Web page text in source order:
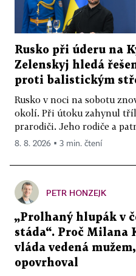
Rusko při úderu na
Zelenskyj hledá
proti balistickým
Rusko v noci na sobotu
okolí. Při útoku zahynul
prarodiči. Jeho rodiče a
8. 8. 2026 ▪ 3 min. čtení
PETR HONZEJK
„Prolhaný hlupák v
stáda“. Proč Milana
vláda vedená
opovrhoval